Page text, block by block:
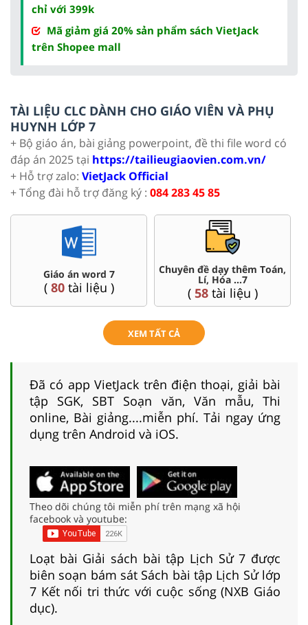
chỉ với 399k
Mã giảm giá 20% sản phẩm sách VietJack
trên Shopee mall
TÀI LIỆU CLC DÀNH CHO GIÁO VIÊN VÀ PHỤ
HUYNH LỚP 7
+ Bộ giáo án, bài giảng powerpoint, đề thi file word có
đáp án 2025 tại https://tailieugiaovien.com.vn/
+ Hỗ trợ zalo: VietJack Official
+ Tổng đài hỗ trợ đăng ký : 084 283 45 85
dạy thêm Toán,
Lí, Hóa ...7
tài liệu )
Đề thi HSG 7
tài liệu )
Trắc
XEM TẤT CẢ
Đã có app VietJack trên điện thoại, giải bài
tập SGK, SBT Soạn văn, Văn mẫu, Thi
online, Bài giảng....miễn phí. Tải ngay ứng
dụng trên Android và iOS.
Theo dõi chúng tôi miễn phí trên mạng xã hội
facebook và youtube:
Loạt bài Giải sách bài tập Lịch Sử 7 được
biên soạn bám sát Sách bài tập Lịch Sử lớp
7 Kết nối tri thức với cuộc sống (NXB Giáo
dục).